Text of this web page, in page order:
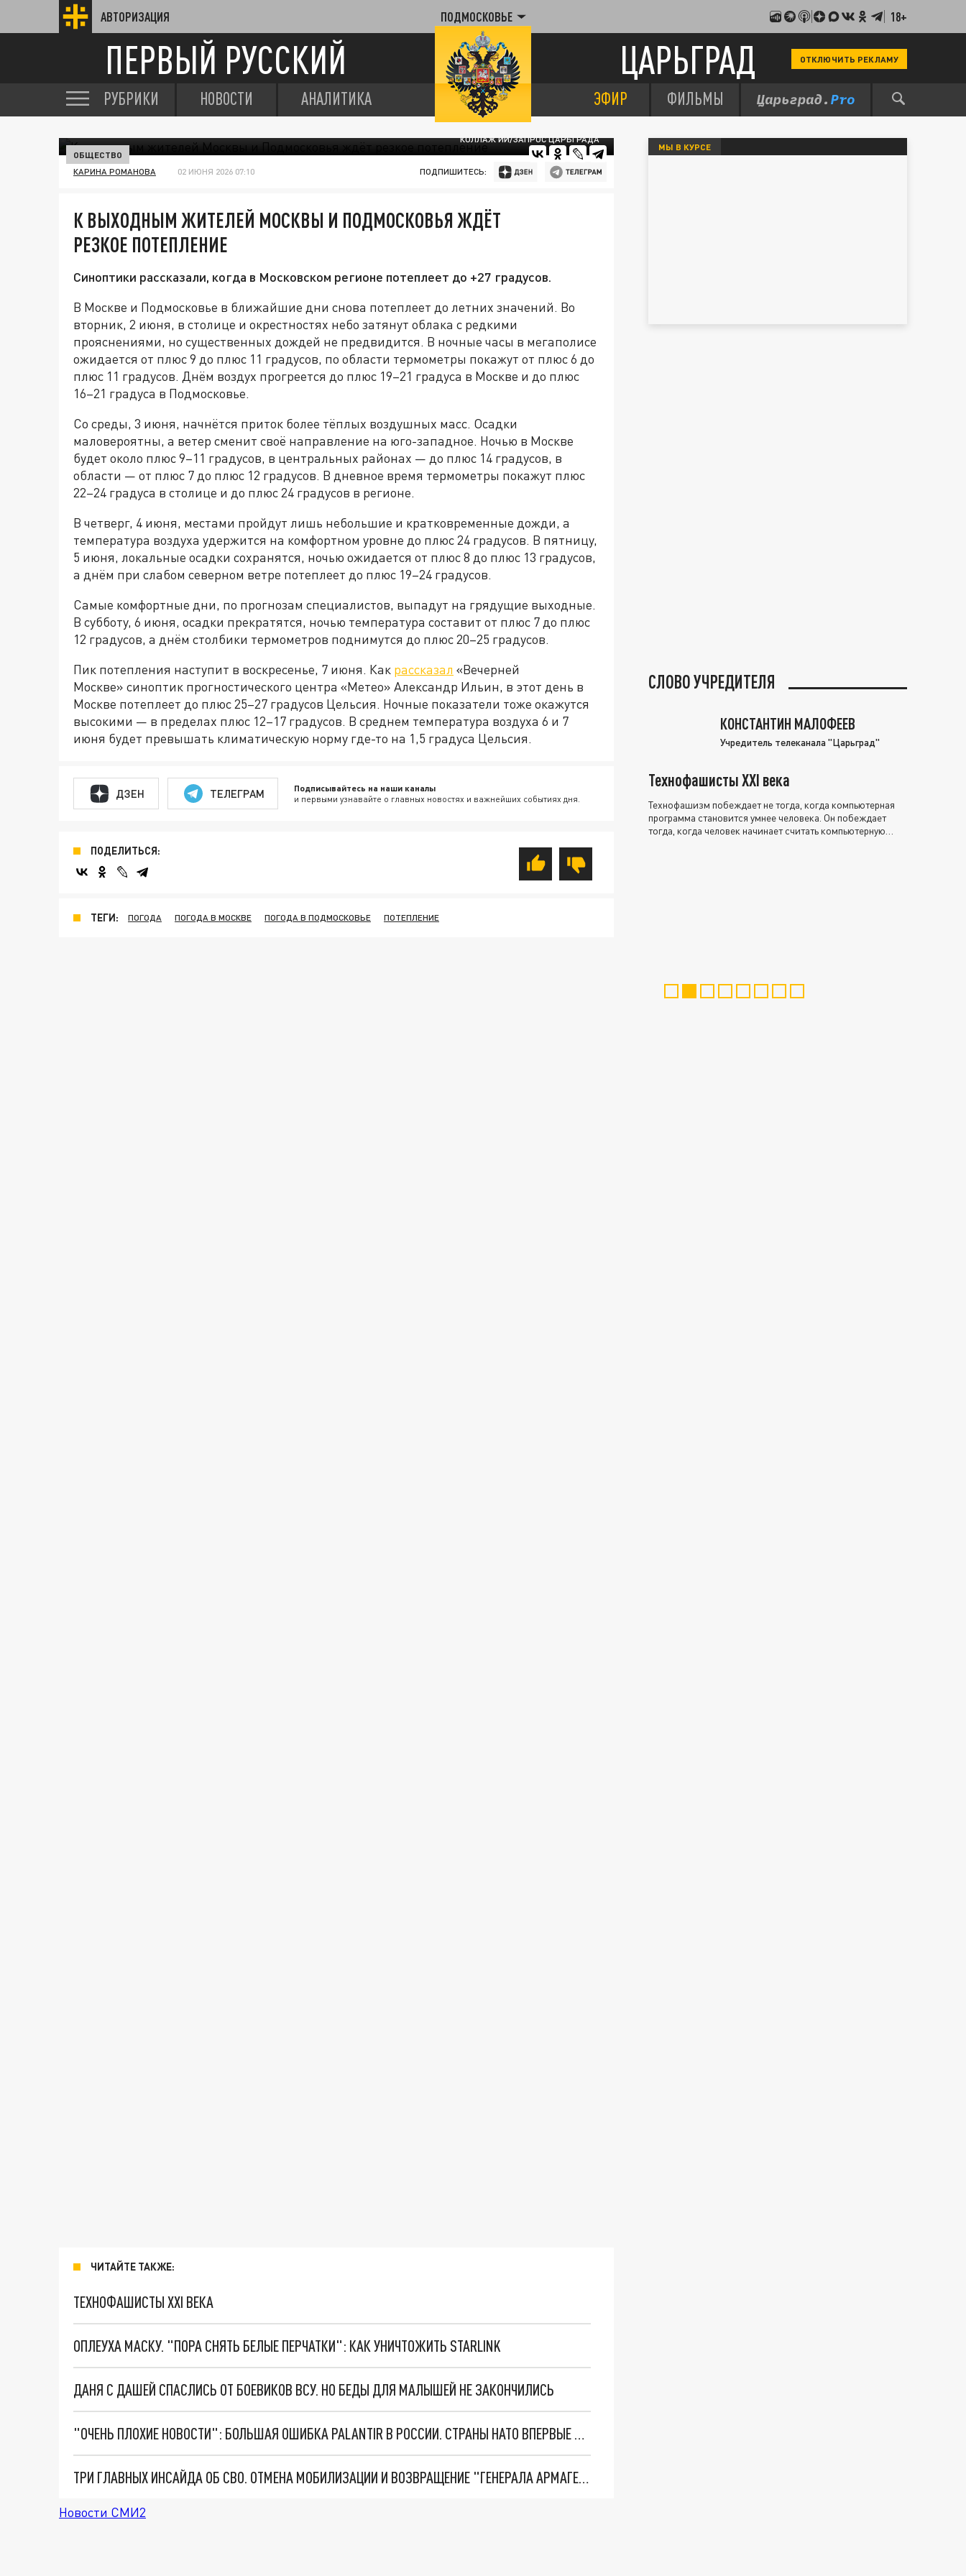
АВТОРИЗАЦИЯ ПОДМОСКОВЬЕ 18+
ПЕРВЫЙ РУССКИЙ ЦАРЬГРАД ОТКЛЮЧИТЬ РЕКЛАМУ
РУБРИКИ НОВОСТИ АНАЛИТИКА ЭФИР ФИЛЬМЫ
КОЛЛАЖ ИИ/ЗАПРОС ЦАРЬГРАДА
ОБЩЕСТВО
КАРИНА РОМАНОВА 02 ИЮНЯ 2026 07:10 ПОДПИШИТЕСЬ:
К ВЫХОДНЫМ ЖИТЕЛЕЙ МОСКВЫ И ПОДМОСКОВЬЯ ЖДЁТ
РЕЗКОЕ ПОТЕПЛЕНИЕ
Синоптики рассказали, когда в Московском регионе потеплеет до +27 градусов.
В Москве и Подмосковье в ближайшие дни снова потеплеет до летних значений. Во
вторник, 2 июня, в столице и окрестностях небо затянут облака с редкими
прояснениями, но существенных дождей не предвидится. В ночные часы в мегаполисе
ожидается от плюс 9 до плюс 11 градусов, по области термометры покажут от плюс 6 до
плюс 11 градусов. Днём воздух прогреется до плюс 19–21 градуса в Москве и до плюс
16–21 градуса в Подмосковье.
Со среды, 3 июня, начнётся приток более тёплых воздушных масс. Осадки
маловероятны, а ветер сменит своё направление на юго-западное. Ночью в Москве
будет около плюс 9–11 градусов, в центральных районах — до плюс 14 градусов, в
области — от плюс 7 до плюс 12 градусов. В дневное время термометры покажут плюс
22–24 градуса в столице и до плюс 24 градусов в регионе.
В четверг, 4 июня, местами пройдут лишь небольшие и кратковременные дожди, а
температура воздуха удержится на комфортном уровне до плюс 24 градусов. В пятницу,
5 июня, локальные осадки сохранятся, ночью ожидается от плюс 8 до плюс 13 градусов,
а днём при слабом северном ветре потеплеет до плюс 19–24 градусов.
Самые комфортные дни, по прогнозам специалистов, выпадут на грядущие выходные.
В субботу, 6 июня, осадки прекратятся, ночью температура составит от плюс 7 до плюс
12 градусов, а днём столбики термометров поднимутся до плюс 20–25 градусов.
Пик потепления наступит в воскресенье, 7 июня. Как рассказал «Вечерней
Москве» синоптик прогностического центра «Метео» Александр Ильин, в этот день в
Москве потеплеет до плюс 25–27 градусов Цельсия. Ночные показатели тоже окажутся
высокими — в пределах плюс 12–17 градусов. В среднем температура воздуха 6 и 7
июня будет превышать климатическую норму где-то на 1,5 градуса Цельсия.
ДЗЕН ТЕЛЕГРАМ Подписывайтесь на наши каналы
и первыми узнавайте о главных новостях и важнейших событиях дня.
ПОДЕЛИТЬСЯ:
ТЕГИ: ПОГОДА ПОГОДА В МОСКВЕ ПОГОДА В ПОДМОСКОВЬЕ ПОТЕПЛЕНИЕ
ЧИТАЙТЕ ТАКЖЕ:
ТЕХНОФАШИСТЫ XXI ВЕКА
ОПЛЕУХА МАСКУ. "ПОРА СНЯТЬ БЕЛЫЕ ПЕРЧАТКИ": КАК УНИЧТОЖИТЬ STARLINK
ДАНЯ С ДАШЕЙ СПАСЛИСЬ ОТ БОЕВИКОВ ВСУ. НО БЕДЫ ДЛЯ МАЛЫШЕЙ НЕ ЗАКОНЧИЛИСЬ
"ОЧЕНЬ ПЛОХИЕ НОВОСТИ": БОЛЬШАЯ ОШИБКА PALANTIR В РОССИИ. СТРАНЫ НАТО ВПЕРВЫЕ ЗА СВО ОСТАНОВИЛИ ПОСТАВКИ ОРУЖИЯ. ВСУ ТЕРЯЮТ ПРИГРАНИЧЬЕ?
ТРИ ГЛАВНЫХ ИНСАЙДА ОБ СВО. ОТМЕНА МОБИЛИЗАЦИИ И ВОЗВРАЩЕНИЕ "ГЕНЕРАЛА АРМАГЕДДОНА"? ОТЛИЧНЫЕ НОВОСТИ, КОТОРЫЕ ЖДАЛИ ВСЕ
Новости СМИ2
МЫ В КУРСЕ
СЛОВО УЧРЕДИТЕЛЯ
КОНСТАНТИН МАЛОФЕЕВ
Учредитель телеканала "Царьград"
Технофашисты XXI века
Технофашизм побеждает не тогда, когда компьютерная
программа становится умнее человека. Он побеждает
тогда, когда человек начинает считать компьютерную